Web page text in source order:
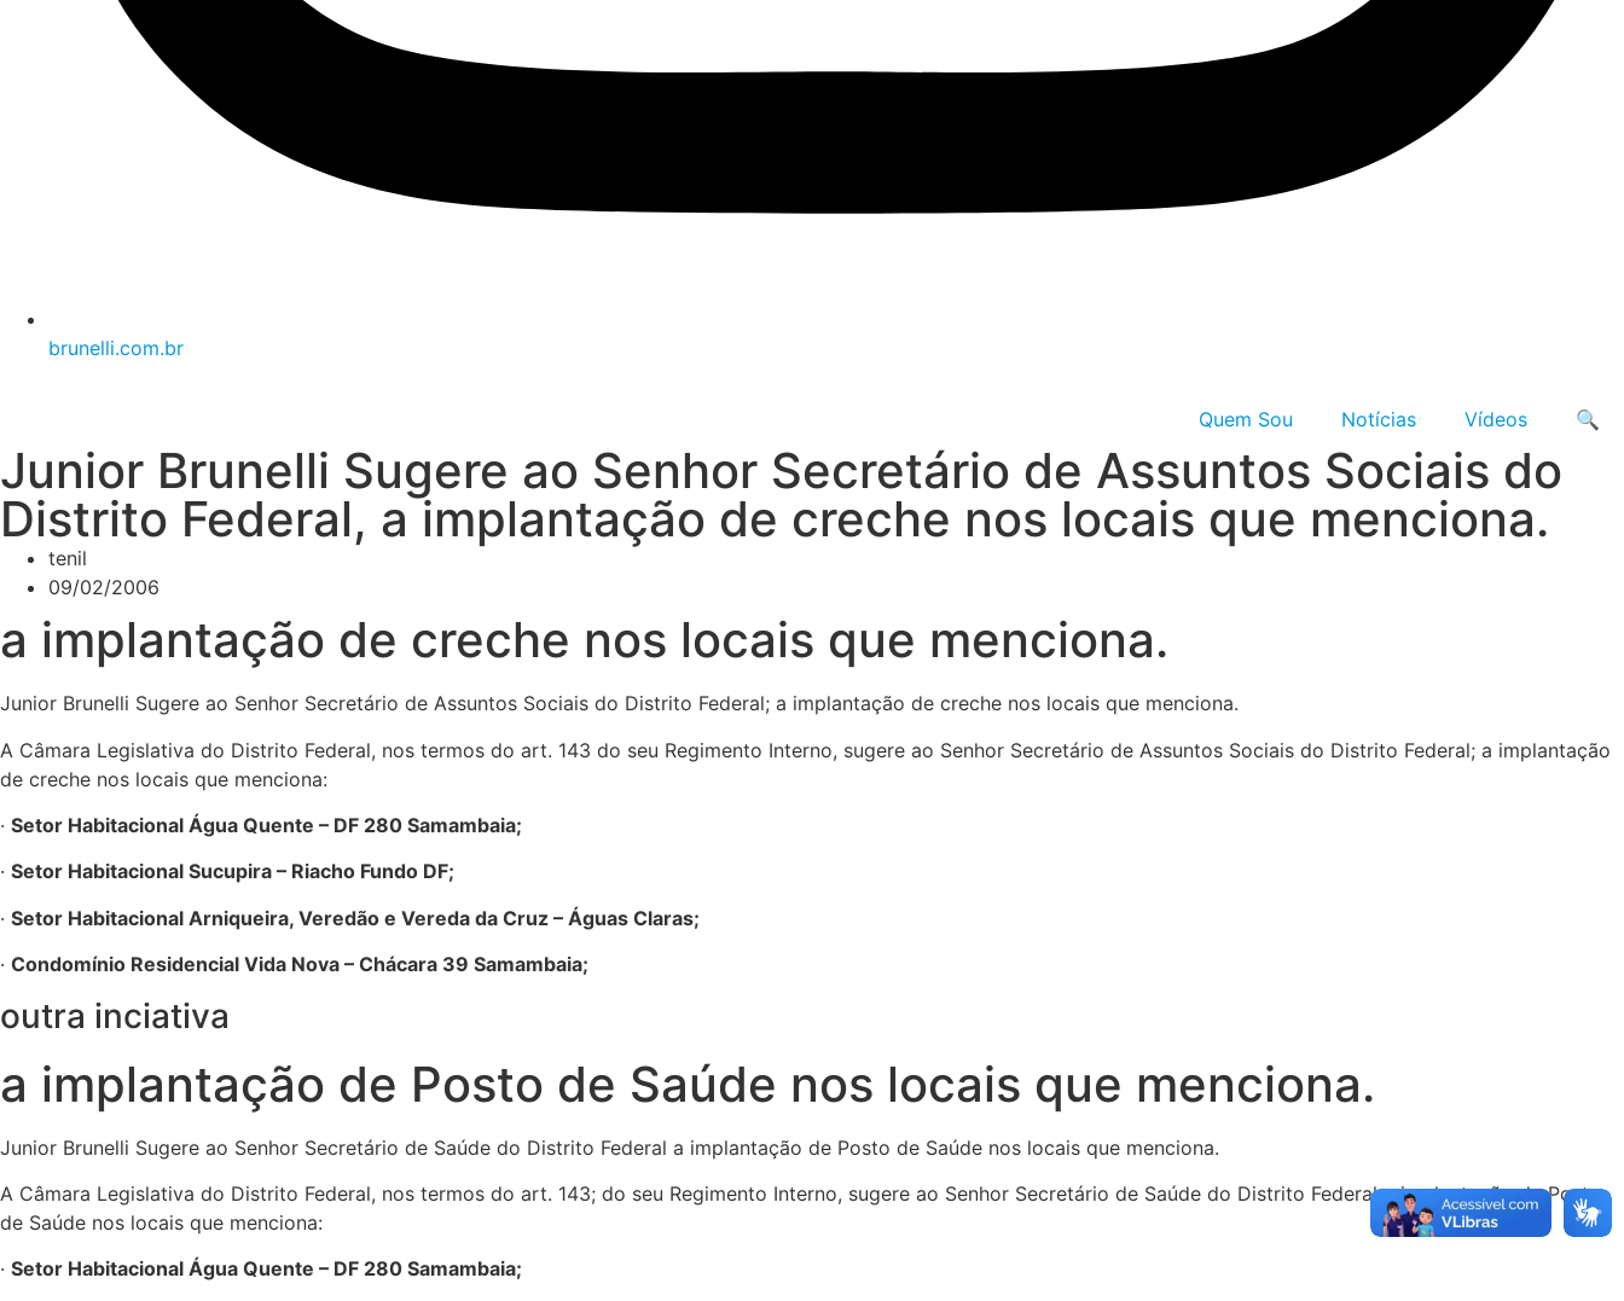
brunelli.com.br
Quem Sou Notícias Vídeos 🔍
Junior Brunelli Sugere ao Senhor Secretário de Assuntos Sociais do
Distrito Federal, a implantação de creche nos locais que menciona.
tenil
09/02/2006
a implantação de creche nos locais que menciona.
Junior Brunelli Sugere ao Senhor Secretário de Assuntos Sociais do Distrito Federal; a implantação de creche nos locais que menciona.
A Câmara Legislativa do Distrito Federal, nos termos do art. 143 do seu Regimento Interno, sugere ao Senhor Secretário de Assuntos Sociais do Distrito Federal; a implantação
de creche nos locais que menciona:
· Setor Habitacional Água Quente – DF 280 Samambaia;
· Setor Habitacional Sucupira – Riacho Fundo DF;
· Setor Habitacional Arniqueira, Veredão e Vereda da Cruz – Águas Claras;
· Condomínio Residencial Vida Nova – Chácara 39 Samambaia;
outra inciativa
a implantação de Posto de Saúde nos locais que menciona.
Junior Brunelli Sugere ao Senhor Secretário de Saúde do Distrito Federal a implantação de Posto de Saúde nos locais que menciona.
A Câmara Legislativa do Distrito Federal, nos termos do art. 143; do seu Regimento Interno, sugere ao Senhor Secretário de Saúde do Distrito Federal a implantação de Posto
de Saúde nos locais que menciona:
· Setor Habitacional Água Quente – DF 280 Samambaia;